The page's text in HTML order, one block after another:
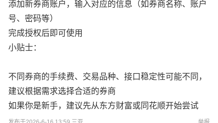
添加新券商账户，输入对应的信息（如券商名称、账户
号、密码等）
完成授权后即可使用
小贴士：
不同券商的手续费、交易品种、接口稳定性可能不同，
建议根据需求选择合适的券商
如果你是新手，建议先从东方财富或同花顺开始尝试